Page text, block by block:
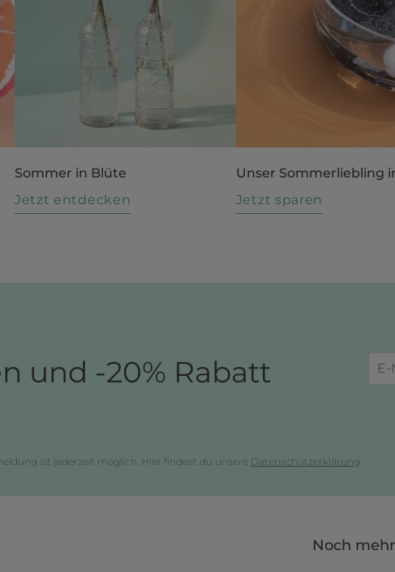
Sommer in Blüte
Jetzt entdecken
Unser Sommerliebling
Jetzt sparen
und -20% Rabatt
ist jederzeit möglich. Hier findest du unsere Datenschutzerklärung.
Noch